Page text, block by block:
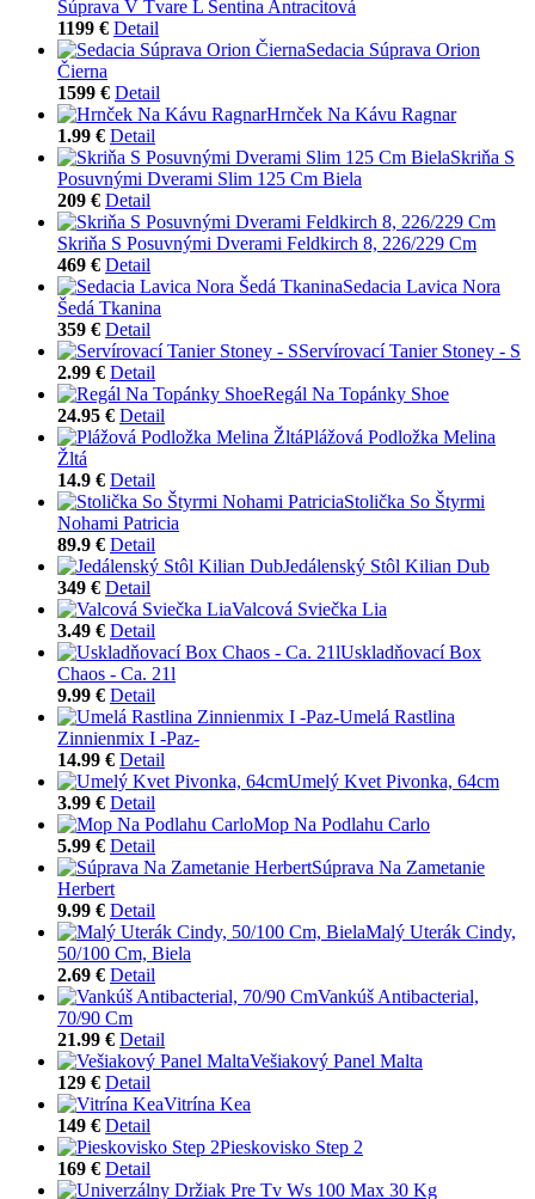
Súprava V Tvare L Sentina Antracitová
1199 € Detail
Sedacia Súprava Orion
Čierna
1599 € Detail
Hrnček Na Kávu Ragnar
1.99 € Detail
Skriňa S
Posuvnými Dverami Slim 125 Cm Biela
209 € Detail
Skriňa S Posuvnými Dverami Feldkirch 8, 226/229 Cm
469 € Detail
Sedacia Lavica Nora
Šedá Tkanina
359 € Detail
Servírovací Tanier Stoney - S
2.99 € Detail
Regál Na Topánky Shoe
24.95 € Detail
Plážová Podložka Melina
Žltá
14.9 € Detail
Stolička So Štyrmi
Nohami Patricia
89.9 € Detail
Jedálenský Stôl Kilian Dub
349 € Detail
Valcová Sviečka Lia
3.49 € Detail
Uskladňovací Box
Chaos - Ca. 21l
9.99 € Detail
Umelá Rastlina
Zinnienmix I -Paz-
14.99 € Detail
Umelý Kvet Pivonka, 64cm
3.99 € Detail
Mop Na Podlahu Carlo
5.99 € Detail
Súprava Na Zametanie
Herbert
9.99 € Detail
Malý Uterák Cindy,
50/100 Cm, Biela
2.69 € Detail
Vankúš Antibacterial,
70/90 Cm
21.99 € Detail
Vešiakový Panel Malta
129 € Detail
Vitrína Kea
149 € Detail
Pieskovisko Step 2
169 € Detail